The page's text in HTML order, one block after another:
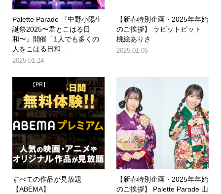
Palette Parade 『中野小陽生
誕祭2025〜君とこはる日
和〜』開催「1人でも多くの
人をこはる日和...
2025.01.24
【新春特別企画・2025年年始
のご挨拶】 ラビットビット
桃絵ありさ
2025.01.05
【PR】
すべての作品が見放題
【ABEMA】
【新春特別企画・2025年年始
のご挨拶】 Palette Parade 山